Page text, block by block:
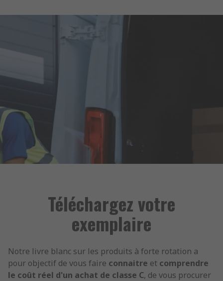
Téléchargez votre
exemplaire
Notre livre blanc sur les produits à forte rotation a
pour objectif de vous faire connaitre et comprendre
le coût réel d'un achat de classe C, de vous procurer